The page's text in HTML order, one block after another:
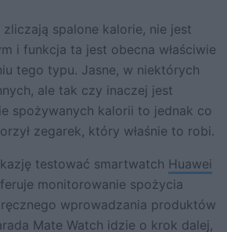
spalone kalorie, nie jest
i funkcja ta jest obecna właściwie
tego typu. Jasne, w niektórych
ale tak czy inaczej jest
spożywanych kalorii to jednak co
zegarek, który właśnie to robi.
testować smartwatch Huawei
monitorowanie spożycia
wprowadzania produktów
Mate Watch idzie o krok dalej,